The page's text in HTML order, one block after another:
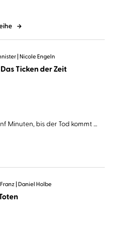
Nicole Engeln
Das Ticken der Zeit
Minuten, bis der Tod kommt …
Daniel Holbe